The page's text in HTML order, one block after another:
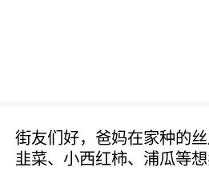
街友们好，爸妈在家种的丝
韭菜、小西红柿、浦瓜等